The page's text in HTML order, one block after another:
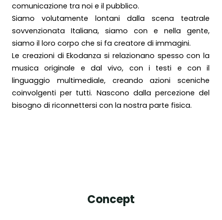
comunicazione tra noi e il pubblico.
Siamo volutamente lontani dalla scena teatrale
sovvenzionata Italiana, siamo con e nella gente,
siamo il loro corpo che si fa creatore di immagini.
Le creazioni di Ekodanza si relazionano spesso con la
musica originale e dal vivo, con i testi e con il
linguaggio multimediale, creando azioni sceniche
coinvolgenti per tutti. Nascono dalla percezione del
bisogno di riconnettersi con la nostra parte fisica.
Concept